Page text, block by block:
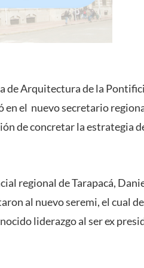
de Arquitectura de la
en el nuevo secretario
de concretar la estrategia
regional de Tarapacá,
al nuevo seremi, el cual
liderazgo al ser ex